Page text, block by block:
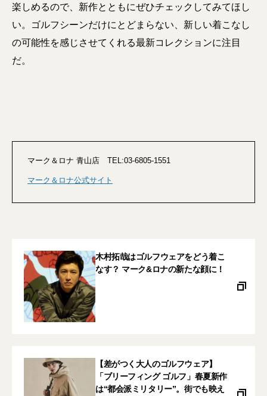
楽しめるので、新作とともにぜひチェックしてみてほし
い。ゴルフシーンだけにとどまらない、新しい着こなし
の可能性を感じさせてくれる最新コレクションに注目
だ。
マーク＆ロナ 青山店 TEL:03-6805-1551
マーク＆ロナ公式サイト
木村拓哉はゴルフウェアをどう着こ
なす？ マーク&ロナの新たな顔に！
【差がつく大人のゴルフウェア】
「ブリーフィング ゴルフ」春夏新作
は“都会派ミリタリー”。街でも映え